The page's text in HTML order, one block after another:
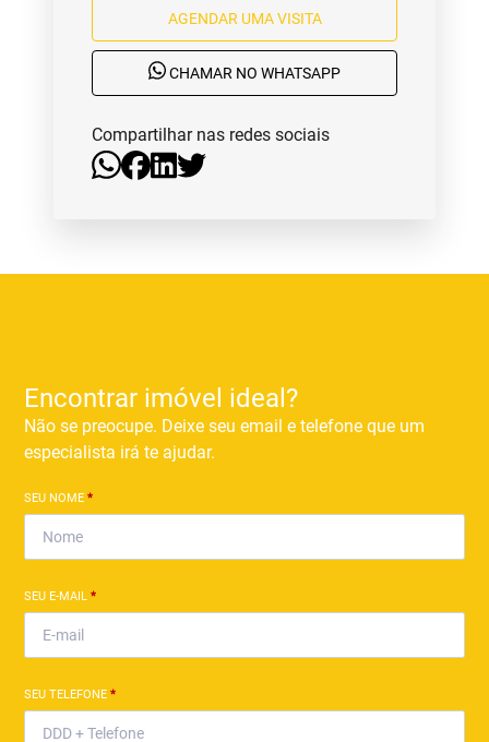
AGENDAR UMA VISITA
CHAMAR NO WHATSAPP
Compartilhar nas redes sociais
Encontrar imóvel ideal?
Não se preocupe. Deixe seu email e telefone que um
especialista irá te ajudar.
SEU NOME*
SEU E-MAIL*
SEU TELEFONE*